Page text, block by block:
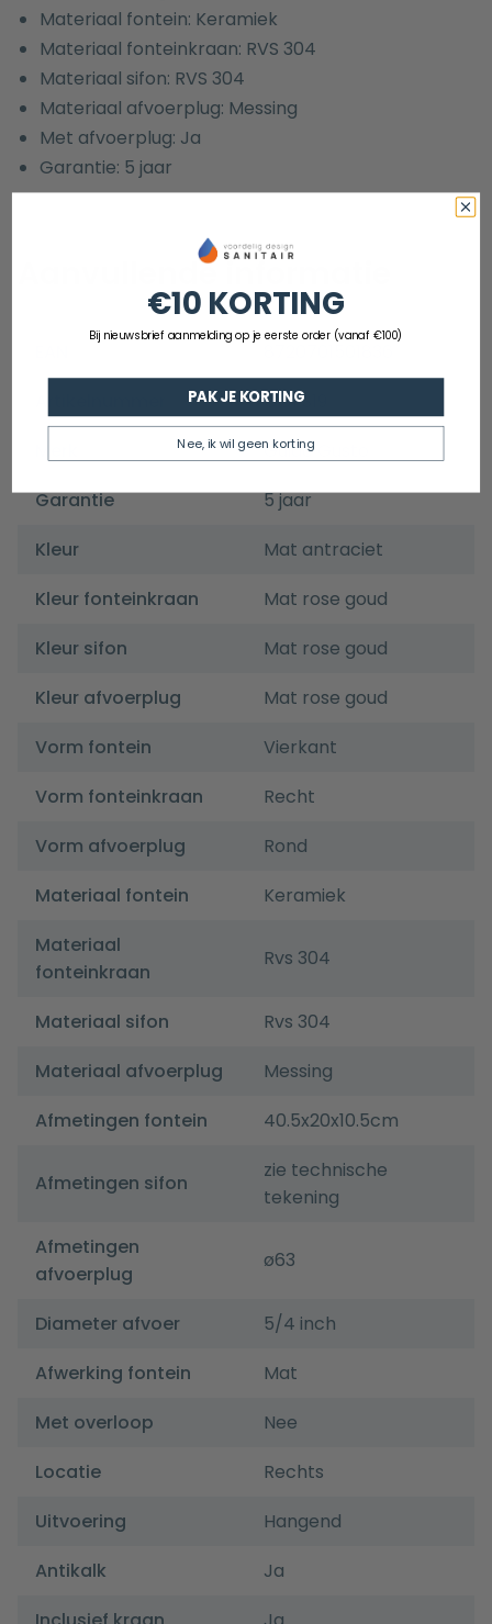
Materiaal fontein: Keramiek
Materiaal fonteinkraan: RVS 304
Materiaal sifon: RVS 304
Materiaal afvoerplug: Messing
Met afvoerplug: Ja
Garantie: 5 jaar
Aanvullende informatie
GGFS19
Guido Gusto
Garantie
5 jaar
Kleur
Mat antraciet
Kleur fonteinkraan
Mat rose goud
Kleur sifon
Mat rose goud
Kleur afvoerplug
Mat rose goud
Vorm fontein
Vierkant
Vorm fonteinkraan
Recht
Vorm afvoerplug
Rond
Materiaal fontein
Keramiek
Materiaal
fonteinkraan
Rvs 304
Materiaal sifon
Rvs 304
Materiaal afvoerplug
Messing
Afmetingen fontein
40.5x20x10.5cm
Afmetingen sifon
zie technische
tekening
Afmetingen
afvoerplug
ø63
Diameter afvoer
5/4 inch
Afwerking fontein
Mat
Met overloop
Nee
Locatie
Rechts
Uitvoering
Hangend
Antikalk
Ja
€10 KORTING
Bij nieuwsbrief aanmelding op je eerste order (vanaf €100)
PAK JE KORTING
Nee, ik wil geen korting